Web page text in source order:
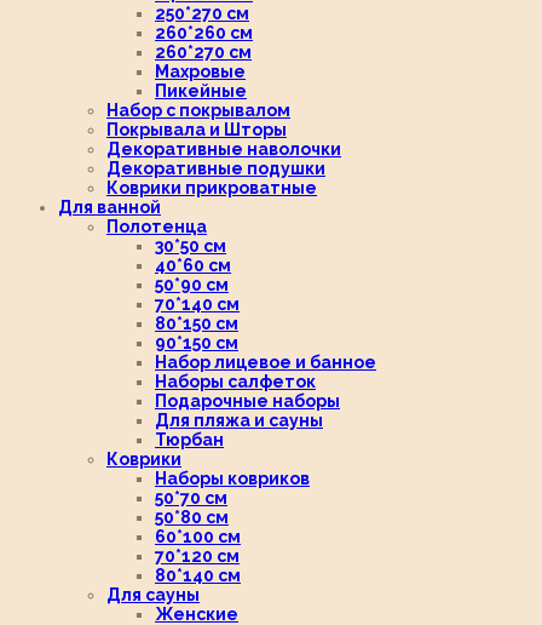
250*270 см
260*260 см
260*270 см
Махровые
Пикейные
Набор с покрывалом
Покрывала и Шторы
Декоративные наволочки
Декоративные подушки
Коврики прикроватные
Для ванной
Полотенца
30*50 см
40*60 см
50*90 см
70*140 см
80*150 см
90*150 см
Набор лицевое и банное
Наборы салфеток
Подарочные наборы
Для пляжа и сауны
Тюрбан
Коврики
Наборы ковриков
50*70 см
50*80 см
60*100 см
70*120 см
80*140 см
Для сауны
Женские